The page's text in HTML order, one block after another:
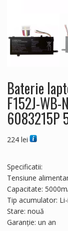
Baterie
F152J-
6083215P
224 lei
Specificatii:
Tensiune
Capacitate:
Tip acumulator:
Stare: nouă
Garanție: un an